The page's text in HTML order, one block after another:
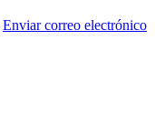
Enviar correo electrónico